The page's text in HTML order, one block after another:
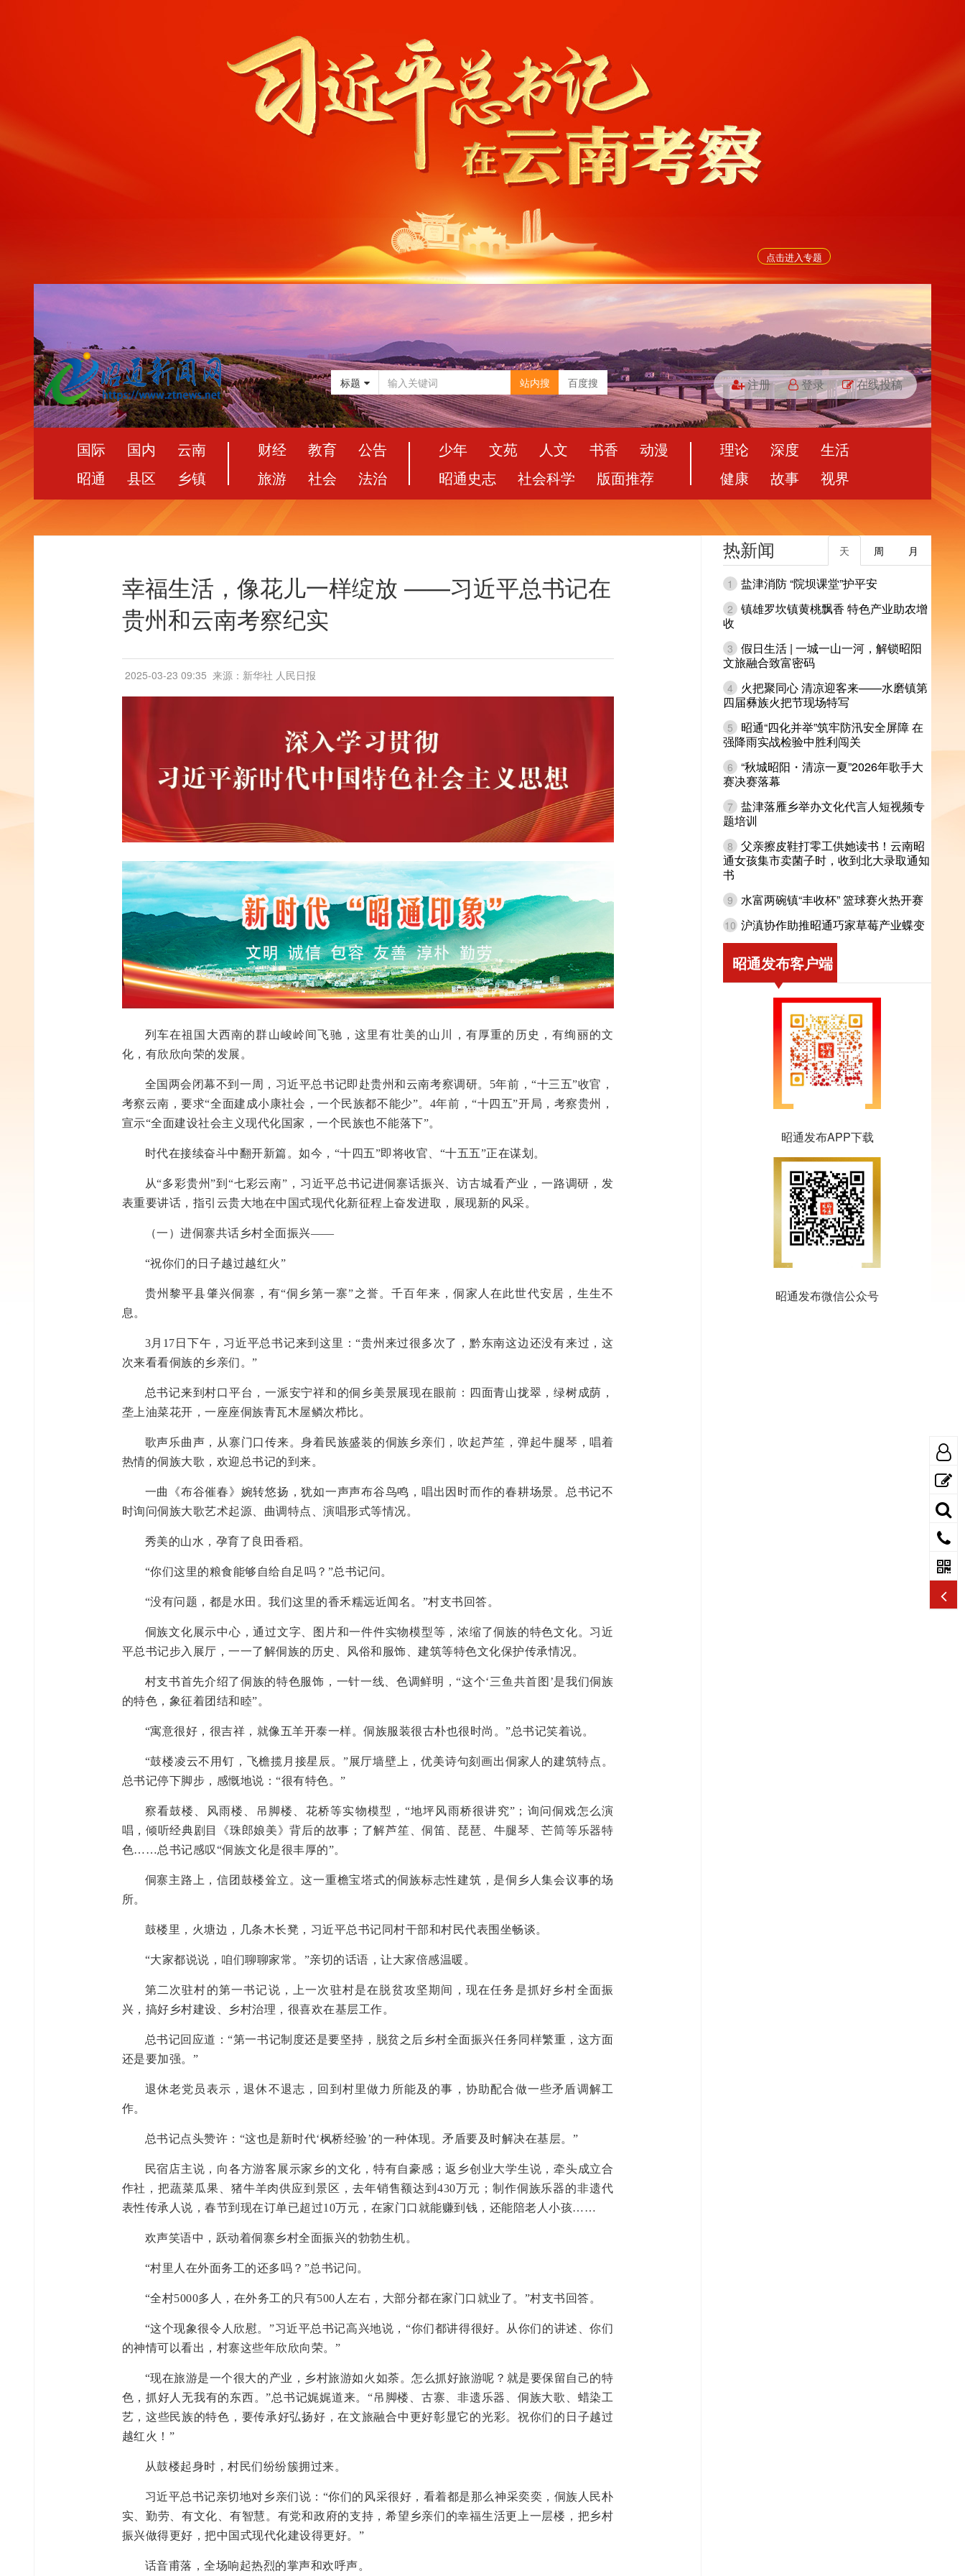
点击进入专题
标题 站内搜 百度搜 注册 登录 在线投稿
国际 国内
云南
昭通
县区 乡镇
财经 教育
公告
旅游
社会 法治
少年 文苑 人文 书香
动漫
昭通史志
社会科学 版面推荐
理论 深度
生活
健康
故事 视界
幸福生活，像花儿一样绽放 ——习近平总书记在
贵州和云南考察纪实
2025-03-23 09:35 来源：新华社 人民日报
列车在祖国大西南的群山峻岭间飞驰，这里有壮美的山川，有厚重的历史，有绚丽的文
化，有欣欣向荣的发展。
全国两会闭幕不到一周，习近平总书记即赴贵州和云南考察调研。5年前，“十三五”收官，
考察云南，要求“全面建成小康社会，一个民族都不能少”。4年前，“十四五”开局，考察贵州，
宣示“全面建设社会主义现代化国家，一个民族也不能落下”。
时代在接续奋斗中翻开新篇。如今，“十四五”即将收官、“十五五”正在谋划。
从“多彩贵州”到“七彩云南”，习近平总书记进侗寨话振兴、访古城看产业，一路调研，发
表重要讲话，指引云贵大地在中国式现代化新征程上奋发进取，展现新的风采。
（一）进侗寨共话乡村全面振兴——
“祝你们的日子越过越红火”
贵州黎平县肇兴侗寨，有“侗乡第一寨”之誉。千百年来，侗家人在此世代安居，生生不
息。
3月17日下午，习近平总书记来到这里：“贵州来过很多次了，黔东南这边还没有来过，这
次来看看侗族的乡亲们。”
总书记来到村口平台，一派安宁祥和的侗乡美景展现在眼前：四面青山拢翠，绿树成荫，
垄上油菜花开，一座座侗族青瓦木屋鳞次栉比。
歌声乐曲声，从寨门口传来。身着民族盛装的侗族乡亲们，吹起芦笙，弹起牛腿琴，唱着
热情的侗族大歌，欢迎总书记的到来。
一曲《布谷催春》婉转悠扬，犹如一声声布谷鸟鸣，唱出因时而作的春耕场景。总书记不
时询问侗族大歌艺术起源、曲调特点、演唱形式等情况。
秀美的山水，孕育了良田香稻。
“你们这里的粮食能够自给自足吗？”总书记问。
“没有问题，都是水田。我们这里的香禾糯远近闻名。”村支书回答。
侗族文化展示中心，通过文字、图片和一件件实物模型等，浓缩了侗族的特色文化。习近
平总书记步入展厅，一一了解侗族的历史、风俗和服饰、建筑等特色文化保护传承情况。
村支书首先介绍了侗族的特色服饰，一针一线、色调鲜明，“这个‘三鱼共首图’是我们侗族
的特色，象征着团结和睦”。
“寓意很好，很吉祥，就像五羊开泰一样。侗族服装很古朴也很时尚。”总书记笑着说。
“鼓楼凌云不用钉，飞檐揽月接星辰。”展厅墙壁上，优美诗句刻画出侗家人的建筑特点。
总书记停下脚步，感慨地说：“很有特色。”
察看鼓楼、风雨楼、吊脚楼、花桥等实物模型，“地坪风雨桥很讲究”；询问侗戏怎么演
唱，倾听经典剧目《珠郎娘美》背后的故事；了解芦笙、侗笛、琵琶、牛腿琴、芒筒等乐器特
色……总书记感叹“侗族文化是很丰厚的”。
侗寨主路上，信团鼓楼耸立。这一重檐宝塔式的侗族标志性建筑，是侗乡人集会议事的场
所。
鼓楼里，火塘边，几条木长凳，习近平总书记同村干部和村民代表围坐畅谈。
“大家都说说，咱们聊聊家常。”亲切的话语，让大家倍感温暖。
第二次驻村的第一书记说，上一次驻村是在脱贫攻坚期间，现在任务是抓好乡村全面振
兴，搞好乡村建设、乡村治理，很喜欢在基层工作。
总书记回应道：“第一书记制度还是要坚持，脱贫之后乡村全面振兴任务同样繁重，这方面
还是要加强。”
退休老党员表示，退休不退志，回到村里做力所能及的事，协助配合做一些矛盾调解工
作。
总书记点头赞许：“这也是新时代‘枫桥经验’的一种体现。矛盾要及时解决在基层。”
民宿店主说，向各方游客展示家乡的文化，特有自豪感；返乡创业大学生说，牵头成立合
作社，把蔬菜瓜果、猪牛羊肉供应到景区，去年销售额达到430万元；制作侗族乐器的非遗代
表性传承人说，春节到现在订单已超过10万元，在家门口就能赚到钱，还能陪老人小孩……
欢声笑语中，跃动着侗寨乡村全面振兴的勃勃生机。
“村里人在外面务工的还多吗？”总书记问。
“全村5000多人，在外务工的只有500人左右，大部分都在家门口就业了。”村支书回答。
“这个现象很令人欣慰。”习近平总书记高兴地说，“你们都讲得很好。从你们的讲述、你们
的神情可以看出，村寨这些年欣欣向荣。”
“现在旅游是一个很大的产业，乡村旅游如火如荼。怎么抓好旅游呢？就是要保留自己的特
色，抓好人无我有的东西。”总书记娓娓道来。“吊脚楼、古寨、非遗乐器、侗族大歌、蜡染工
艺，这些民族的特色，要传承好弘扬好，在文旅融合中更好彰显它的光彩。祝你们的日子越过
越红火！”
从鼓楼起身时，村民们纷纷簇拥过来。
习近平总书记亲切地对乡亲们说：“你们的风采很好，看着都是那么神采奕奕，侗族人民朴
实、勤劳、有文化、有智慧。有党和政府的支持，希望乡亲们的幸福生活更上一层楼，把乡村
振兴做得更好，把中国式现代化建设得更好。”
话音甫落，全场响起热烈的掌声和欢呼声。
热新闻 月
周
天
1 盐津消防 “院坝课堂”护平安
2 镇雄罗坎镇黄桃飘香 特色产业助农增
收
3 假日生活 | 一城一山一河，解锁昭阳
文旅融合致富密码
4
火把聚同心 清凉迎客来——水磨镇第
四届彝族火把节现场特写
5
昭通“四化并举”筑牢防汛安全屏障 在
强降雨实战检验中胜利闯关
6 “秋城昭阳・清凉一夏”2026年歌手大
赛决赛落幕
7 盐津落雁乡举办文化代言人短视频专
题培训
8 父亲擦皮鞋打零工供她读书！云南昭
通女孩集市卖菌子时，收到北大录取通知
书
9 水富两碗镇“丰收杯” 篮球赛火热开赛
10 沪滇协作助推昭通巧家草莓产业蝶变
昭通发布客户端
昭通发布APP下载
昭通发布微信公众号